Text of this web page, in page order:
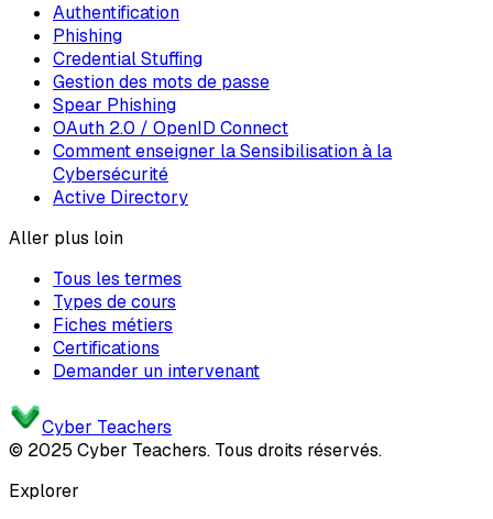
Authentification
Phishing
Credential Stuffing
Gestion des mots de passe
Spear Phishing
OAuth 2.0 / OpenID Connect
Comment enseigner la Sensibilisation à la
Cybersécurité
Active Directory
Aller plus loin
Tous les termes
Types de cours
Fiches métiers
Certifications
Demander un intervenant
Cyber Teachers
© 2025 Cyber Teachers. Tous droits réservés.
Explorer